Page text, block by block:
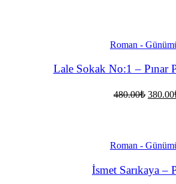
Roman -
Lale Sokak No:1 – Pınar
480.00₺ Orijinal
380.00
Roman -
İsmet Sarıkaya –